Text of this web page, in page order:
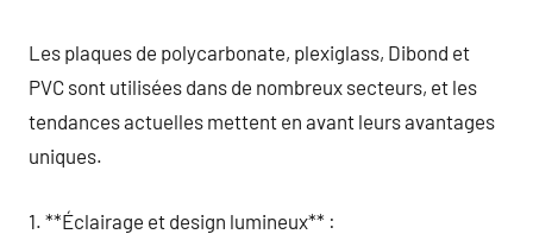
Les plaques de polycarbonate, plexiglass, Dibond et
PVC sont utilisées dans de nombreux secteurs, et les
tendances actuelles mettent en avant leurs avantages
uniques.
1. **Éclairage et design lumineux** :